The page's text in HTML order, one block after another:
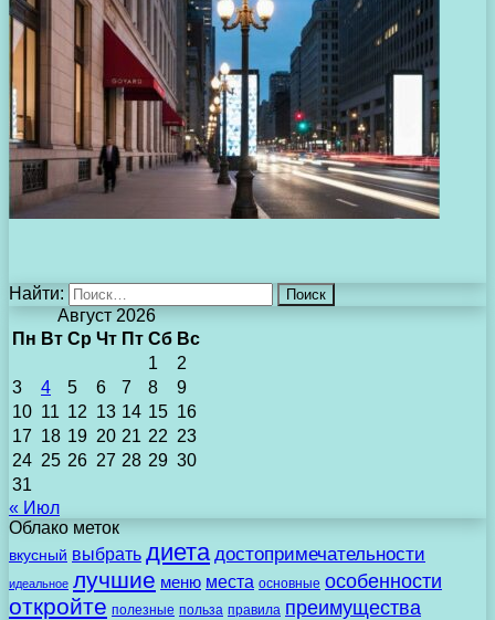
Найти:
Август 2026
Пн Вт Ср Чт Пт Сб Вс
1
2
3
4 5 6 7 8
9
10 11 12 13 14 15 16
17 18 19 20 21 22 23
24 25 26 27 28 29 30
31
« Июл
Облако меток
вкусный выбрать диета достопримечательности
идеальное лучшие меню места основные особенности
откройте полезные польза правила преимущества